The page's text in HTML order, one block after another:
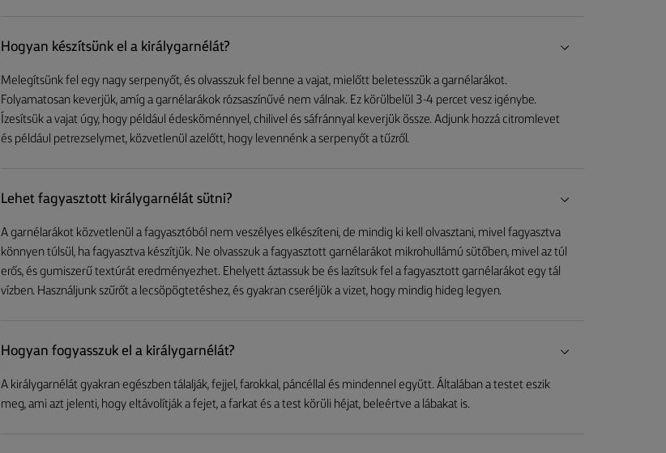
Hogyan készítsünk el a királygarnélát?
Melegítsünk fel egy nagy serpenyőt, és olvasszuk fel benne a vajat, mielőtt beletesszük a garnélarákot.
Folyamatosan keverjük, amíg a garnélarákok rózsaszínűvé nem válnak. Ez körülbelül 3-4 percet vesz igénybe.
Ízesítsük a vajat úgy, hogy például édesköménnyel, chilivel és sáfránnyal keverjük össze. Adjunk hozzá citromlevet
és például petrezselymet, közvetlenül azelőtt, hogy levennénk a serpenyőt a tűzről.
Lehet fagyasztott királygarnélát sütni?
A garnélarákot közvetlenül a fagyasztóból nem veszélyes elkészíteni, de mindig ki kell olvasztani, mivel fagyasztva
könnyen túlsül, ha fagyasztva készítjük. Ne olvasszuk a fagyasztott garnélarákot mikrohullámú sütőben, mivel az túl
erős, és gumiszerű textúrát eredményezhet. Ehelyett áztassuk be és lazítsuk fel a fagyasztott garnélarákot egy tál
vízben. Használjunk szűrőt a lecsöpögtetéshez, és gyakran cseréljük a vizet, hogy mindig hideg legyen.
Hogyan fogyasszuk el a királygarnélát?
A királygarnélát gyakran egészben tálalják, fejjel, farokkal, páncéllal és mindennel együtt. Általában a testet eszik
meg, ami azt jelenti, hogy eltávolítják a fejet, a farkat és a test körüli héjat, beleértve a lábakat is.